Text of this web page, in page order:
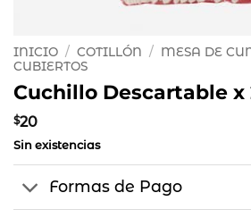
INICIO / COTILLÓN / MESA DE
CUBIERTOS
Cuchillo Descartable x
$20
Sin existencias
Formas de Pago